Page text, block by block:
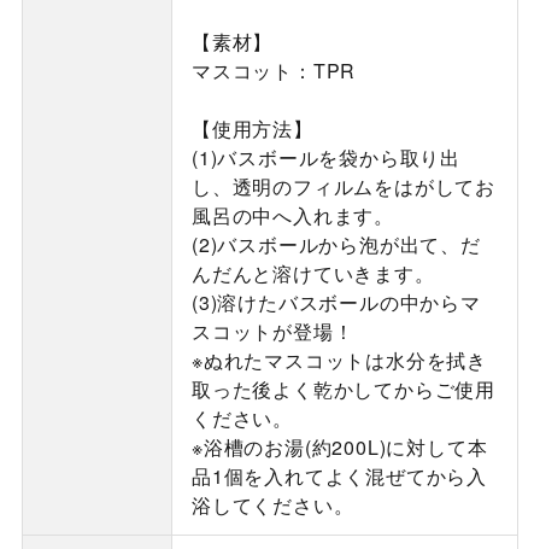
【素材】
マスコット：TPR
【使用方法】
(1)バスボールを袋から取り出
し、透明のフィルムをはがしてお
風呂の中へ入れます。
(2)バスボールから泡が出て、だ
んだんと溶けていきます。
(3)溶けたバスボールの中からマ
スコットが登場！
※ぬれたマスコットは水分を拭き
取った後よく乾かしてからご使用
ください。
※浴槽のお湯(約200L)に対して本
品1個を入れてよく混ぜてから入
浴してください。